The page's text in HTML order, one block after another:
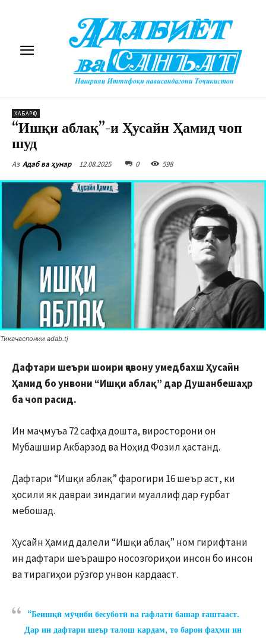
ХАБАРҲО
“Ишқи аблақ”-и Ҳусайн Ҳамид чоп
шуд
Аз Адаб ва ҳунар 12.08.2025 0 598
Тикачаспонии adab.tj
Дафтари шеъри шоири ҷавону умедбахш Ҳусайн
Ҳамид бо унвони “Ишқи аблақ” дар Душанбешаҳр
ба чоп расид.
Ин маҷмуъа 72 сафҳа дошта, виросторони он
Мубашшир Акбарзод ва Ноҳид Фозил ҳастанд.
Дафтари “Ишқи аблақ” фарогири 16 шеър аст, ки
ҳосили як давраи зиндагии муаллиф дар ғурбат
мебошад.
Ҳусайн Ҳамид далели “Ишқи аблақ” ном гирифтани
ин дафтари шеърашро носозгориҳои инсон бо инсон
ва тирагиҳои рӯзгор унвон кардааст.
“Беишқӣ мӯҷиби бесуботӣ ва ғафлати башар гаштааст.
Дар ин дафтари шеър талош кардам, то барои фаҳми ин